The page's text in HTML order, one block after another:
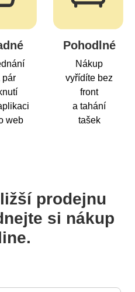
pár
web
Pohodlné
Nákup
vyřídíte bez
front
a tahání
tašek
prodejnu
si nákup